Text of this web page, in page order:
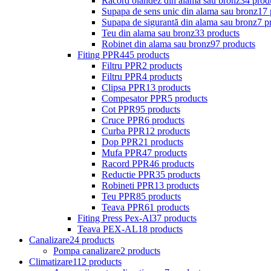
Supapa de sens unic din alama sau bronz17
Supapa de sigurantă din alama sau bronz7
Teu din alama sau bronz33 products
Robinet din alama sau bronz97 products
Fiting PPR445 products
Filtru PPR2 products
Filtru PPR4 products
Clipsa PPR13 products
Compesator PPR5 products
Cot PPR95 products
Cruce PPR6 products
Curba PPR12 products
Dop PPR21 products
Mufa PPR47 products
Racord PPR46 products
Reductie PPR35 products
Robineti PPR13 products
Teu PPR85 products
Teava PPR61 products
Fiting Press Pex-Al37 products
Teava PEX-AL18 products
Canalizare24 products
Pompa canalizare2 products
Climatizare112 products